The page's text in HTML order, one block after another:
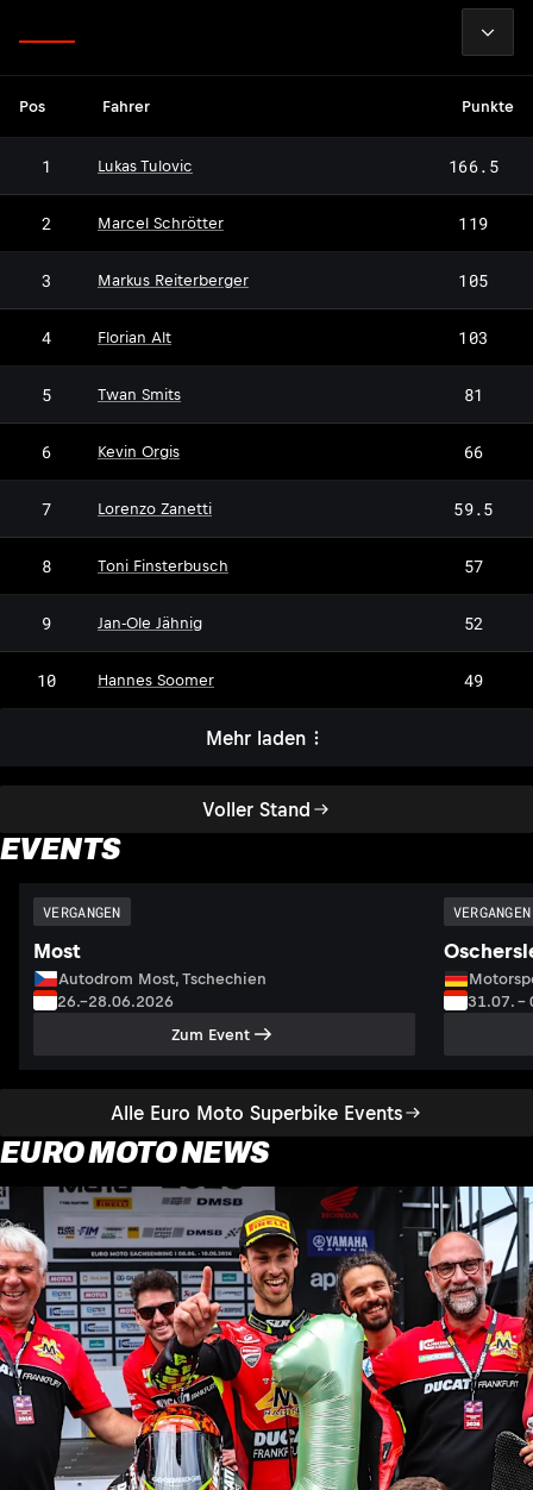
Voller Stand
Pos Fahrer Punkte
1 Lukas Tulovic 166.5
2 Marcel Schrötter 119
3 Markus Reiterberger 105
4 Florian Alt 103
5 Twan Smits 81
6 Kevin Orgis 66
7 Lorenzo Zanetti 59.5
8 Toni Finsterbusch 57
9 Jan-Ole Jähnig 52
10 Hannes Soomer 49
Mehr laden
EVENTS
Alle Euro Moto Superbike Events
VERGANGEN
Most
Autodrom Most, Tschechien
26.–28.06.2026
Zum Event
VERGANGEN
31.07. –
EURO MOTO NEWS